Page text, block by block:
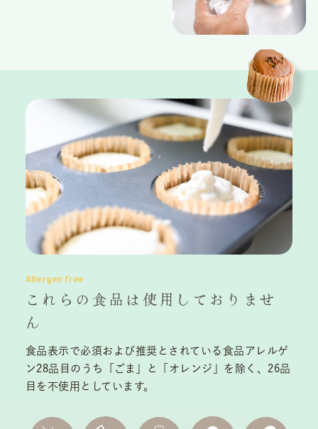
Allergen free
これらの食品は使用しておりませ
ん
食品表示で必須および推奨とされている食品アレルゲ
ン28品目のうち「ごま」と「オレンジ」を除く、26品
目を不使用としています。